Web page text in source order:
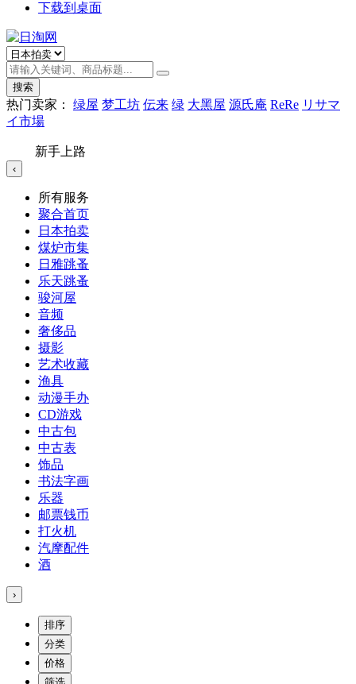
下载到桌面
搜索
热门卖家： 绿屋 梦工坊 伝来 绿 大黑屋 源氏庵 ReRe リサマ
イ市場
新手上路
‹
所有服务
聚合首页
日本拍卖
煤炉市集
日雅跳蚤
乐天跳蚤
骏河屋
音频
奢侈品
摄影
艺术收藏
渔具
动漫手办
CD游戏
中古包
中古表
饰品
书法字画
乐器
邮票钱币
打火机
汽摩配件
酒
›
排序
分类
价格